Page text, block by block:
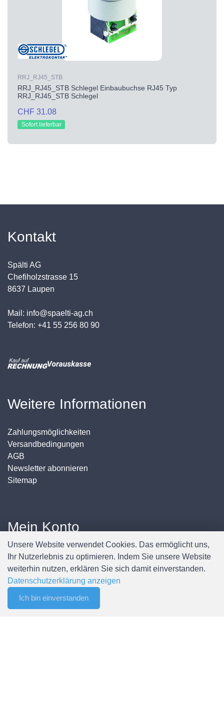
Merkliste
RRJ_RJ45_STB
RRJ_RJ45_STB Schlegel Einbaubuchse RJ45 Typ
RRJ_RJ45_STB Schlegel
CHF 31.08
Sofort lieferbar
Kontakt
Spälti AG
Chefiholzstrasse 15
8637 Laupen
Mail: info@spaelti-ag.ch
Telefon: +41 55 256 80 90
Weitere Informationen
Zahlungsmöglichkeiten
Versandbedingungen
AGB
Newsletter abonnieren
Sitemap
Mein Konto
Anmelden / Registrieren
Mein Konto
Meine Bestellungen
Passwort ändern
Unsere Website verwendet Cookies. Das ermöglicht uns,
Ihr Nutzerlebnis zu optimieren. Indem Sie unsere Website
weiterhin nutzen, erklären Sie sich damit einverstanden.
Datenschutzerklärung anzeigen
Ich bin einverstanden